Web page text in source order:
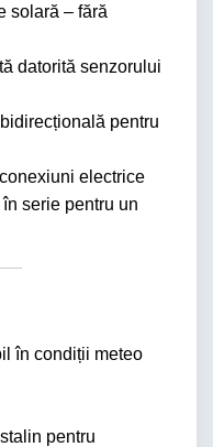
solară – fără
datorită senzorului
pentru
electrice
serie pentru un
în condiții meteo
pentru